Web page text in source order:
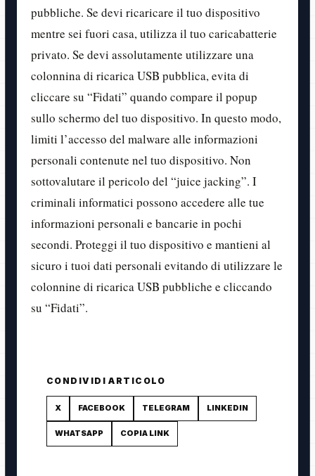
pubbliche. Se devi ricaricare il tuo dispositivo
mentre sei fuori casa, utilizza il tuo caricabatterie
privato. Se devi assolutamente utilizzare una
colonnina di ricarica USB pubblica, evita di
cliccare su “Fidati” quando compare il popup
sullo schermo del tuo dispositivo. In questo modo,
limiti l’accesso del malware alle informazioni
personali contenute nel tuo dispositivo. Non
sottovalutare il pericolo del “juice jacking”. I
criminali informatici possono accedere alle tue
informazioni personali e bancarie in pochi
secondi. Proteggi il tuo dispositivo e mantieni al
sicuro i tuoi dati personali evitando di utilizzare le
colonnine di ricarica USB pubbliche e cliccando
su “Fidati”.
CONDIVIDI ARTICOLO
X FACEBOOK TELEGRAM LINKEDIN
WHATSAPP COPIA LINK